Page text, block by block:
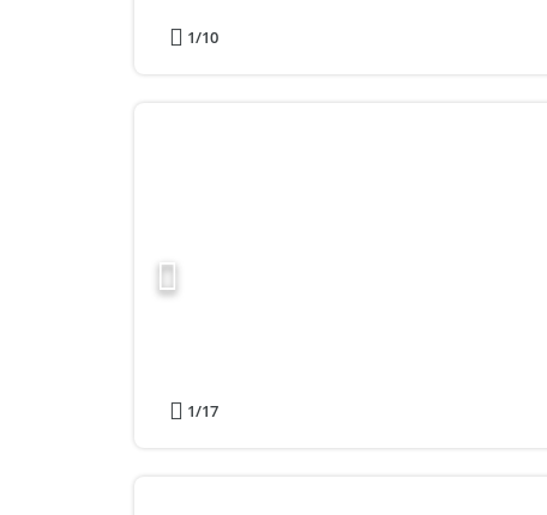
1/10
1/17